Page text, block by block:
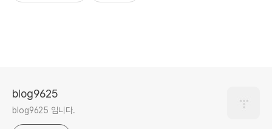
blog9625
blog9625 입니다.